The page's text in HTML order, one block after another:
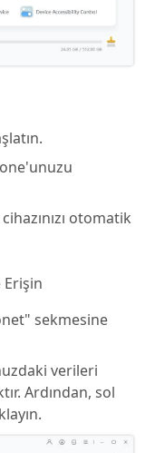
otomatik
sekmesine
verileri
Ardından, sol